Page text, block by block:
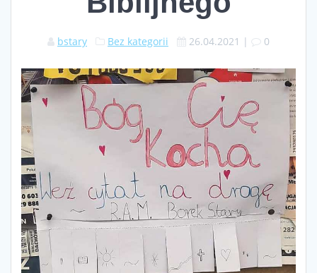
bstary Bez kategorii 26.04.2021 | 0